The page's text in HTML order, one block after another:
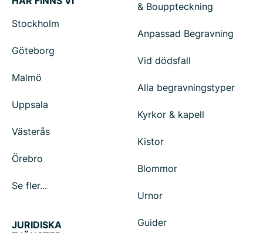
Stockholm
Göteborg
Malmö
Uppsala
Västerås
Örebro
Se fler...
& Bouppteckning
Anpassad Begravning
Vid dödsfall
Alla begravningstyper
Kyrkor & kapell
Kistor
Blommor
Urnor
Guider
JURIDISKA